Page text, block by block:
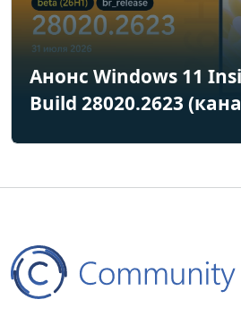
Анонс Windows 11
Build 28020.2623